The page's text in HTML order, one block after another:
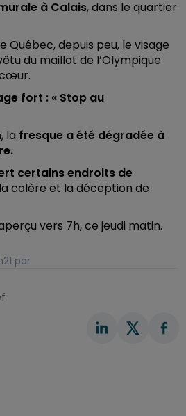
à Calais, dans le quartier
Québec, depuis peu, le visage
du maillot de l’Olympique
fort : « Stop au
la fresque a été dégradée à
certains endroits de
colère et la déception de
vers 7h, ce jeudi matin.
par